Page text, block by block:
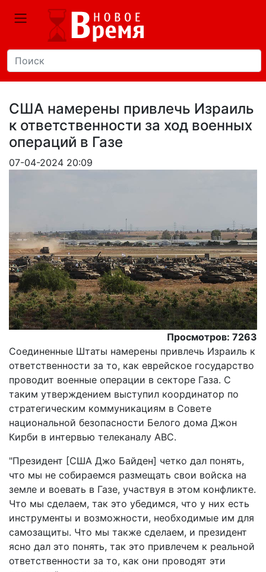
США намерены привлечь Израиль
к ответственности за ход военных
операций в Газе
07-04-2024 20:09
Просмотров: 7263
Соединенные Штаты намерены привлечь Израиль к
ответственности за то, как еврейское государство
проводит военные операции в секторе Газа. С
таким утверждением выступил координатор по
стратегическим коммуникациям в Совете
национальной безопасности Белого дома Джон
Кирби в интервью телеканалу ABC.
"Президент [США Джо Байден] четко дал понять,
что мы не собираемся размещать свои войска на
земле и воевать в Газе, участвуя в этом конфликте.
Что мы сделаем, так это убедимся, что у них есть
инструменты и возможности, необходимые им для
самозащиты. Что мы также сделаем, и президент
ясно дал это понять, так это привлечем к реальной
ответственности за то, как они проводят эти